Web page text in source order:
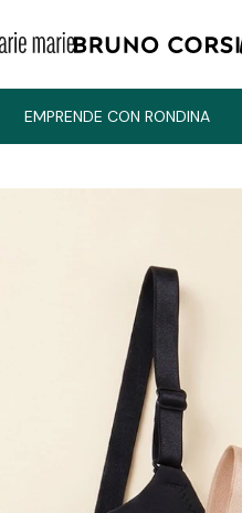
EMPRENDE CON RONDINA